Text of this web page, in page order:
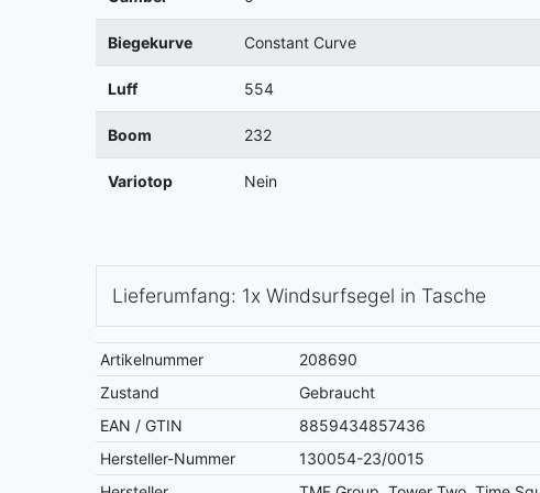
Biegekurve Constant Curve
Luff 554
Boom 232
Variotop Nein
Lieferumfang: 1x Windsurfsegel in Tasche
Artikelnummer
208690
Zustand
Gebraucht
EAN / GTIN
8859434857436
Hersteller-Nummer
130054-23/0015